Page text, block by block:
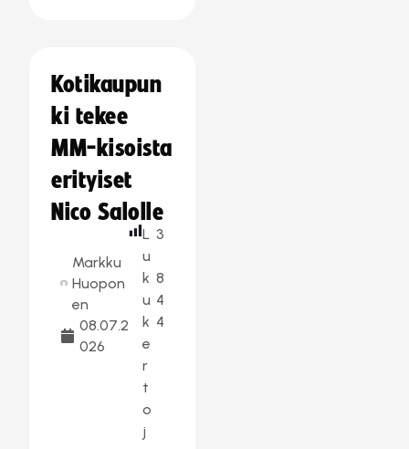
Kotikaupun
ki tekee
MM-kisoista
erityiset
Nico Salolle
Markku
Huopon
en
08.07.2
026
L
u
k
u
k
e
r
t
o
j
3
8
4
4